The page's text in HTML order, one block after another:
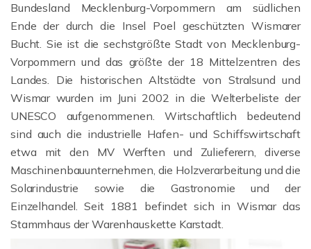
Bundesland Mecklenburg-Vorpommern am südlichen
Ende der durch die Insel Poel geschützten Wismarer
Bucht. Sie ist die sechstgrößte Stadt von Mecklenburg-
Vorpommern und das größte der 18 Mittelzentren des
Landes. Die historischen Altstädte von Stralsund und
Wismar wurden im Juni 2002 in die Welterbeliste der
UNESCO aufgenommenen. Wirtschaftlich bedeutend
sind auch die industrielle Hafen- und Schiffswirtschaft
etwa mit den MV Werften und Zulieferern, diverse
Maschinenbauunternehmen, die Holzverarbeitung und die
Solarindustrie sowie die Gastronomie und der
Einzelhandel. Seit 1881 befindet sich in Wismar das
Stammhaus der Warenhauskette Karstadt.